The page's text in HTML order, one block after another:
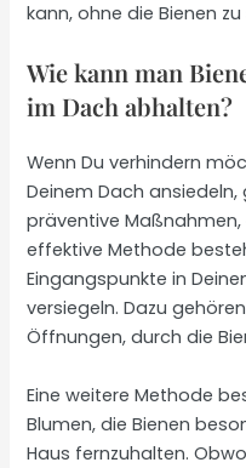
kann, ohne die Bienen
Wie kann man
im Dach abhalten?
Wenn Du verhindern
Deinem Dach
präventive Maßnahmen,
effektive Methode
Eingangspunkte in
versiegeln. Dazu
Öffnungen, durch die
Eine weitere Methode
Blumen, die Bienen
Haus fernzuhalten.